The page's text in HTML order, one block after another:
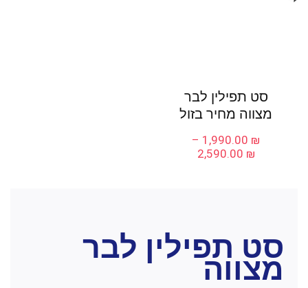
סט תפילין לבר
מצווה מחיר בזול
1,990.00 ₪
–
2,590.00 ₪
סט תפילין לבר
מצווה